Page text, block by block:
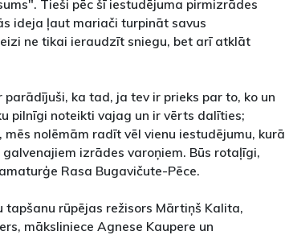
Tieši pēc šī iestudējuma pirmizrādes
ideja ļaut mariači turpināt savus
ne tikai ieraudzīt sniegu, bet arī atklāt
ka tad, ja tev ir prieks par to, ko un
pilnīgi noteikti vajag un ir vērts dalīties;
nolēmām radīt vēl vienu iestudējumu, kurā
izrādes varoņiem. Būs rotaļīgi,
Rasa Bugavičute-Pēce.
tapšanu rūpējas režisors Mārtiņš Kalita,
māksliniece Agnese Kaupere un